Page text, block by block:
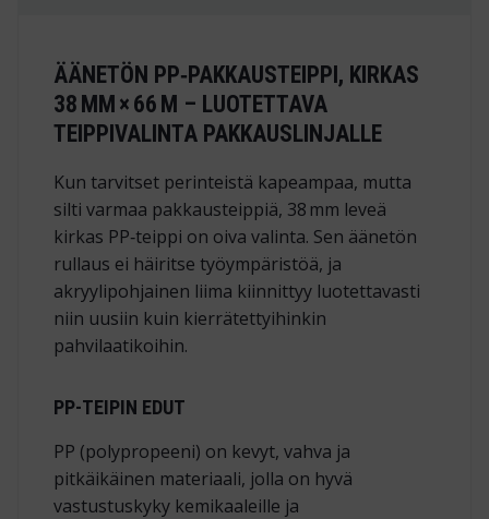
ÄÄNETÖN PP‑PAKKAUSTEIPPI, KIRKAS
38 MM × 66 M – LUOTETTAVA
TEIPPIVALINTA PAKKAUSLINJALLE
Kun tarvitset perinteistä kapeampaa, mutta
silti varmaa pakkausteippiä, 38 mm leveä
kirkas PP‑teippi on oiva valinta. Sen äänetön
rullaus ei häiritse työympäristöä, ja
akryylipohjainen liima kiinnittyy luotettavasti
niin uusiin kuin kierrätettyihinkin
pahvilaatikoihin.
PP-TEIPIN EDUT
PP (polypropeeni) on kevyt, vahva ja
pitkäikäinen materiaali, jolla on hyvä
vastustuskyky kemikaaleille ja